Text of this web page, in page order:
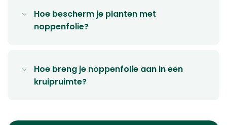
Hoe bescherm je planten met
noppenfolie?
Hoe breng je noppenfolie aan in een
kruipruimte?